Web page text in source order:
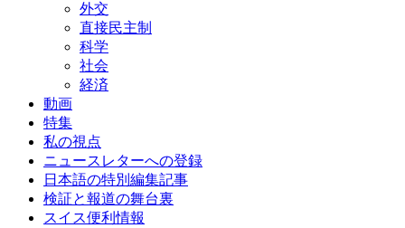
外交
直接民主制
科学
社会
経済
動画
特集
私の視点
ニュースレターへの登録
日本語の特別編集記事
検証と報道の舞台裏
スイス便利情報